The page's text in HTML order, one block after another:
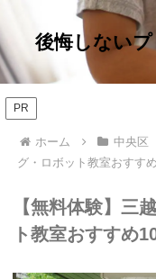
後悔しない
PR
ホーム 中央区
グ・ロボット教室おすす
【無料体験】三
ト教室おすすめ